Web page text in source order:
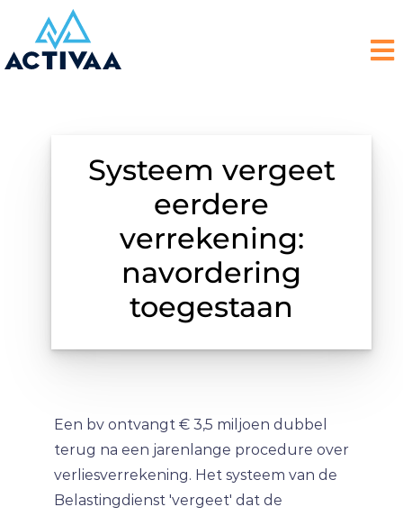
Systeem vergeet
eerdere
verrekening:
navordering
toegestaan
Een bv ontvangt € 3,5 miljoen dubbel
terug na een jarenlange procedure over
verliesverrekening. Het systeem van de
Belastingdienst 'vergeet' dat de